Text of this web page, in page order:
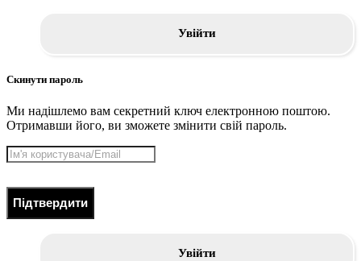
Увійти
Скинути пароль
Ми надішлемо вам секретний ключ електронною поштою.
Отримавши його, ви зможете змінити свій пароль.
Підтвердити
Увійти